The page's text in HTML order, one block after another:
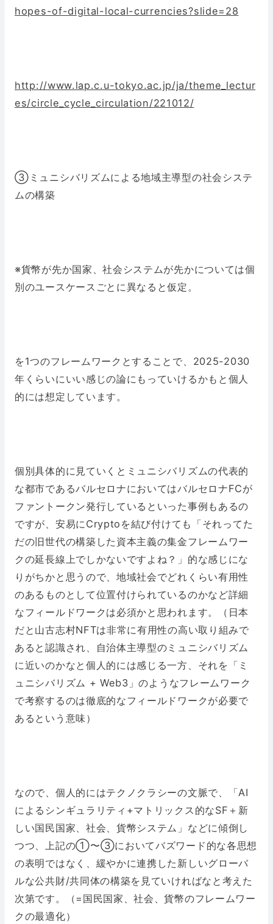
hopes-of-digital-local-currencies?slide=28
http://www.lap.c.u-tokyo.ac.jp/ja/theme_lectur
es/circle_cycle_circulation/221012/
③ミュニシバリズムによる地域主導型の社会システ
ムの構築
※貨幣が先か国家、社会システムが先かについては個
別のユースケースごとに異なると仮定。
を1つのフレームワークとすることで、2025-2030
年くらいにいい感じの論にもっていけるかもと個人
的には想定しています。
個別具体的に見ていくとミュニシバリズムの代表的
な都市であるバルセロナにおいてはバルセロナFCが
ファントークン発行しているといった事例もあるの
ですが、安易にCryptoを結び付けても「それってた
だの旧世代の構築した資本主義の集金フレームワー
クの延長線上でしかないですよね？」的な感じにな
りがちかと思うので、地域社会でどれくらい有用性
のあるものとして位置付けられているのかなど詳細
なフィールドワークは必須かと思われます。（日本
だと山古志村NFTは非常に有用性の高い取り組みで
あると認識され、自治体主導型のミュニシバリズム
に近いのかなと個人的には感じる一方、それを「ミ
ュニシバリズム + Web3」のようなフレームワーク
で考察するのは徹底的なフィールドワークが必要で
あるという意味）
なので、個人的にはテクノクラシーの文脈で、「AI
によるシンギュラリティ+マトリックス的なSF＋新
しい国民国家、社会、貨幣システム」などに傾倒し
つつ、上記の①〜③においてバズワード的な各思想
の表明ではなく、緩やかに連携した新しいグローバ
ルな公共財/共同体の構築を見ていければなと考えた
次第です。（=国民国家、社会、貨幣のフレームワー
クの最適化）